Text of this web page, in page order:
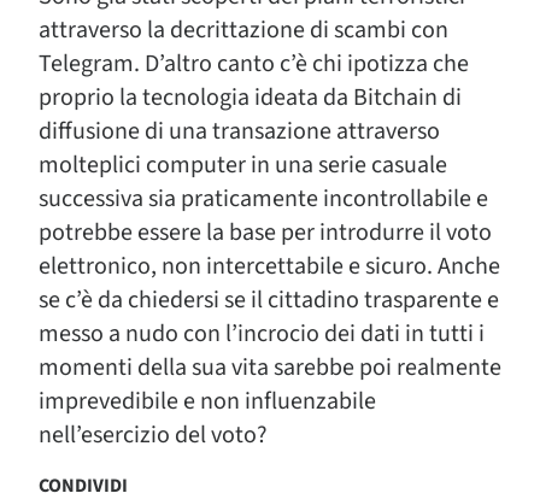
attraverso la decrittazione di scambi con
Telegram. D’altro canto c’è chi ipotizza che
proprio la tecnologia ideata da Bitchain di
diffusione di una transazione attraverso
molteplici computer in una serie casuale
successiva sia praticamente incontrollabile e
potrebbe essere la base per introdurre il voto
elettronico, non intercettabile e sicuro. Anche
se c’è da chiedersi se il cittadino trasparente e
messo a nudo con l’incrocio dei dati in tutti i
momenti della sua vita sarebbe poi realmente
imprevedibile e non influenzabile
nell’esercizio del voto?
CONDIVIDI